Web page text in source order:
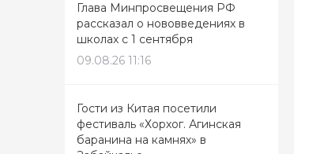
Глава Минпросвещения РФ
рассказал о нововведениях в
школах с 1 сентября
09.08.26 11:16
Гости из Китая посетили
фестиваль «Хорхог. Агинская
баранина на камнях» в